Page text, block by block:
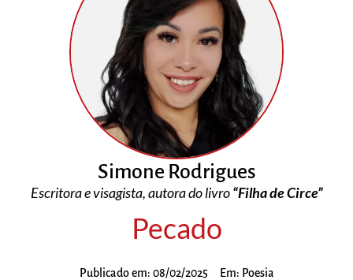
Simone Rodrigues
Escritora e visagista, autora do livro“Filha de Circe”
Pecado
Publicado em: 08/02/2025 Em: Poesia